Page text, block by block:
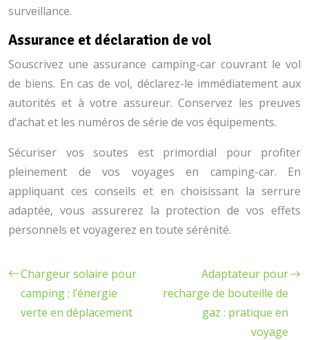
surveillance.
Assurance et déclaration de vol
Souscrivez une assurance camping-car couvrant le vol
de biens. En cas de vol, déclarez-le immédiatement aux
autorités et à votre assureur. Conservez les preuves
d’achat et les numéros de série de vos équipements.
Sécuriser vos soutes est primordial pour profiter
pleinement de vos voyages en camping-car. En
appliquant ces conseils et en choisissant la serrure
adaptée, vous assurerez la protection de vos effets
personnels et voyagerez en toute sérénité.
Chargeur solaire pour
camping : l’énergie
verte en déplacement
Adaptateur pour
recharge de bouteille de
gaz : pratique en
voyage